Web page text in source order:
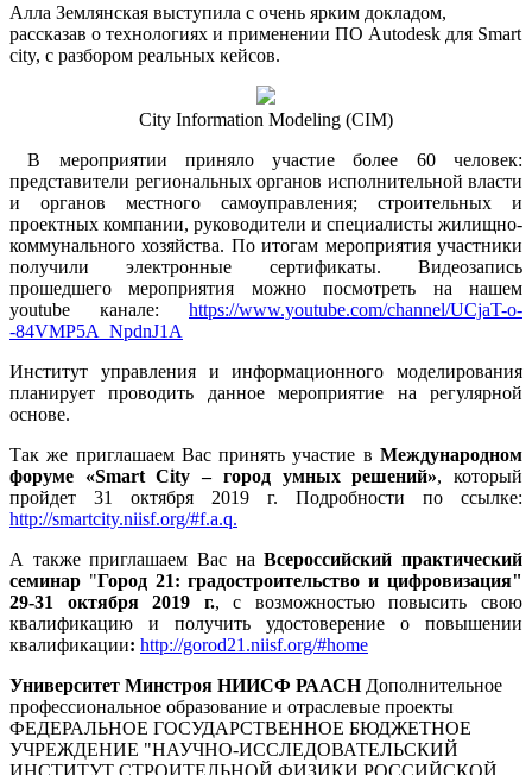
Алла Землянская выступила с очень ярким докладом,
рассказав о технологиях и применении ПО Autodesk для Smart
city, с разбором реальных кейсов.
City Information Modeling (CIM)
В мероприятии приняло участие более 60 человек:
представители региональных органов исполнительной власти
и органов местного самоуправления; строительных и
проектных компании, руководители и специалисты жилищно-
коммунального хозяйства. По итогам мероприятия участники
получили электронные сертификаты. Видеозапись
прошедшего мероприятия можно посмотреть на нашем
youtube канале: https://www.youtube.com/channel/UCjaT-o-
-84VMP5A_NpdnJ1A
Институт управления и информационного моделирования
планирует проводить данное мероприятие на регулярной
основе.
Так же приглашаем Вас принять участие в Международном
форуме «Smart City – город умных решений», который
пройдет 31 октября 2019 г. Подробности по ссылке:
http://smartcity.niisf.org/#f.a.q.
А также приглашаем Вас наВсероссийский практический
семинар "Город 21: градостроительство и цифровизация"
29-31 октября 2019 г., с возможностью повысить свою
квалификацию и получить удостоверение о повышении
квалификации: http://gorod21.niisf.org/#home
Университет Минстроя НИИСФ РААСН Дополнительное
профессиональное образование и отраслевые проекты
ФЕДЕРАЛЬНОЕ ГОСУДАРСТВЕННОЕ БЮДЖЕТНОЕ
УЧРЕЖДЕНИЕ "НАУЧНО-ИССЛЕДОВАТЕЛЬСКИЙ
ИНСТИТУТ СТРОИТЕЛЬНОЙ ФИЗИКИ РОССИЙСКОЙ